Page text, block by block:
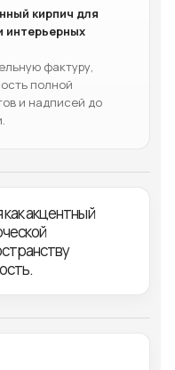
кирпич для
интерьерных
фактуру,
полной
и надписей до
акцентный